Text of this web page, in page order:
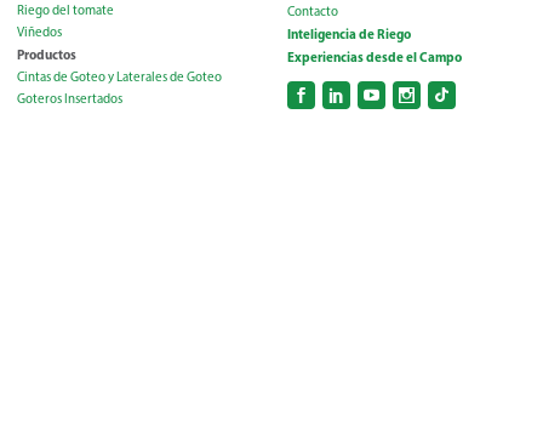
Riego del tomate
Viñedos
Productos
Cintas de Goteo y Laterales de Goteo
Goteros Insertados
Contacto
Inteligencia de Riego
Experiencias desde el Campo